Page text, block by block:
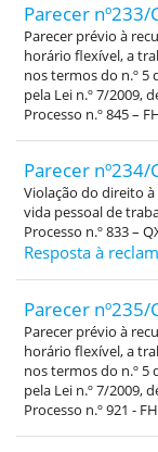
Parecer nº233/
Parecer prévio à
horário flexível, a
nos termos do n.º 5
pela Lei n.º 7/2009,
Processo n.º 845 –
Parecer nº234/
Violação do direito
vida pessoal de
Processo n.º 833 –
Resposta à
Parecer nº235/
Parecer prévio à
horário flexível, a
nos termos do n.º 5
pela Lei n.º 7/2009,
Processo n.º 921 -